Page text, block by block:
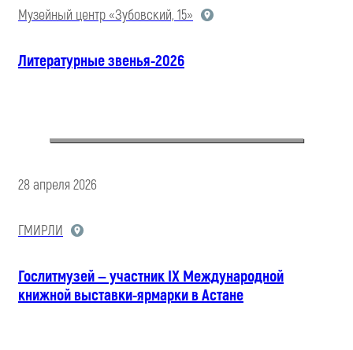
Музейный центр «Зубовский, 15»
Литературные звенья-2026
28 апреля 2026
ГМИРЛИ
Гослитмузей — участник IX Международной
книжной выставки-ярмарки в Астане